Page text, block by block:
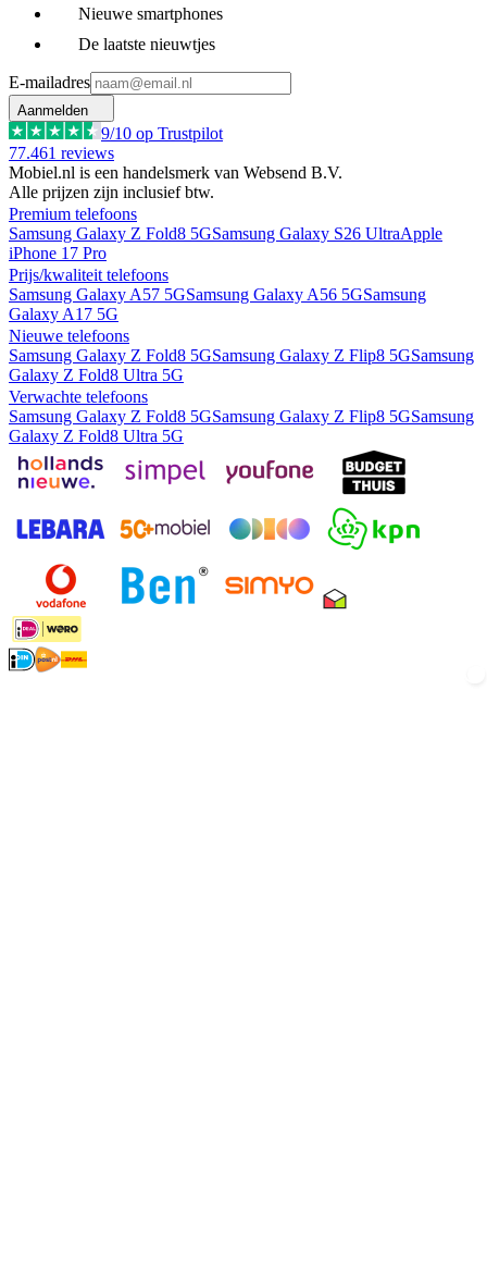
Nieuwe smartphones
De laatste nieuwtjes
E-mailadres
Aanmelden
9/10 op Trustpilot
77.461 reviews
Mobiel.nl is een handelsmerk van Websend B.V.
Alle prijzen zijn inclusief btw.
Premium telefoons
Samsung Galaxy Z Fold8 5GSamsung Galaxy S26 UltraApple
iPhone 17 Pro
Prijs/kwaliteit telefoons
Samsung Galaxy A57 5GSamsung Galaxy A56 5GSamsung
Galaxy A17 5G
Nieuwe telefoons
Samsung Galaxy Z Fold8 5GSamsung Galaxy Z Flip8 5GSamsung
Galaxy Z Fold8 Ultra 5G
Verwachte telefoons
Samsung Galaxy Z Fold8 5GSamsung Galaxy Z Flip8 5GSamsung
Galaxy Z Fold8 Ultra 5G